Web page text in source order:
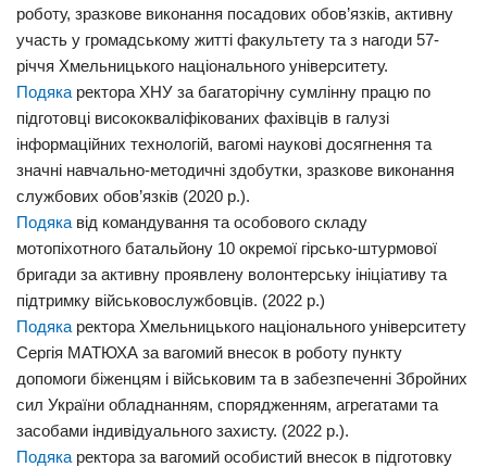
роботу, зразкове виконання посадових обов’язків, активну
участь у громадському житті факультету та з нагоди 57-
річчя Хмельницького національного університету.
Подяка ректора ХНУ за багаторічну сумлінну працю по
підготовці висококваліфікованих фахівців в галузі
інформаційних технологій, вагомі наукові досягнення та
значні навчально-методичні здобутки, зразкове виконання
службових обов’язків (2020 р.).
Подяка від командування та особового складу
мотопіхотного батальйону 10 окремої гірсько-штурмової
бригади за активну проявлену волонтерську ініціативу та
підтримку військовослужбовців. (2022 р.)
Подяка ректора Хмельницького національного університету
Сергія МАТЮХА за вагомий внесок в роботу пункту
допомоги біженцям і військовим та в забезпеченні Збройних
сил України обладнанням, спорядженням, агрегатами та
засобами індивідуального захисту. (2022 р.).
Подяка ректора за вагомий особистий внесок в підготовку